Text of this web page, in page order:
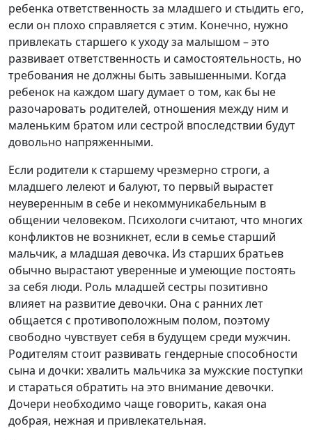
ребенка ответственность за младшего и стыдить его,
если он плохо справляется с этим. Конечно, нужно
привлекать старшего к уходу за малышом – это
развивает ответственность и самостоятельность, но
требования не должны быть завышенными. Когда
ребенок на каждом шагу думает о том, как бы не
разочаровать родителей, отношения между ним и
маленьким братом или сестрой впоследствии будут
довольно напряженными.
Если родители к старшему чрезмерно строги, а
младшего лелеют и балуют, то первый вырастет
неуверенным в себе и некоммуникабельным в
общении человеком. Психологи считают, что многих
конфликтов не возникнет, если в семье старший
мальчик, а младшая девочка. Из старших братьев
обычно вырастают уверенные и умеющие постоять
за себя люди. Роль младшей сестры позитивно
влияет на развитие девочки. Она с ранних лет
общается с противоположным полом, поэтому
свободно чувствует себя в будущем среди мужчин.
Родителям стоит развивать гендерные способности
сына и дочки: хвалить мальчика за мужские поступки
и стараться обратить на это внимание девочки.
Дочери необходимо чаще говорить, какая она
добрая, нежная и привлекательная.